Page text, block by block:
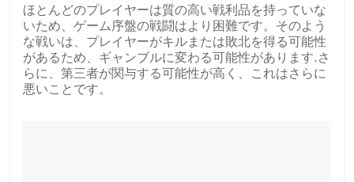
ほとんどのプレイヤーは質の高い戦利品を持っていな
いため、ゲーム序盤の戦闘はより困難です。そのよう
な戦いは、プレイヤーがキルまたは敗北を得る可能性
があるため、ギャンブルに変わる可能性があります.さ
らに、第三者が関与する可能性が高く、これはさらに
悪いことです。